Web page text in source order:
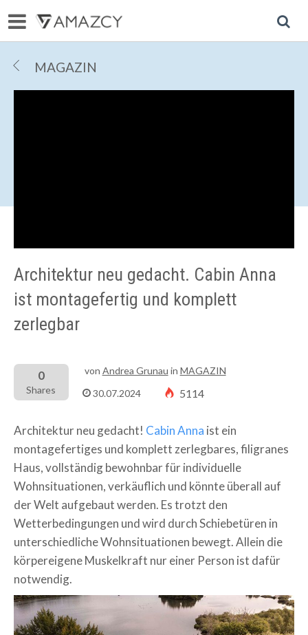
R MAGAZIN
Architektur neu gedacht. Cabin Anna
ist montagefertig und komplett
zerlegbar
0
Shares
von Andrea Grunau in MAGAZIN
30.07.2024
5114
Architektur neu gedacht! Cabin Anna ist ein
montagefertiges und komplett zerlegbares, filigranes
Haus, vollständig bewohnbar für individuelle
Wohnsituationen, verkäuflich und könnte überall auf
der Welt aufgebaut werden. Es trotzt den
Wetterbedingungen und wird durch Schiebetüren in
unterschiedliche Wohnsituationen bewegt. Allein die
körpereigene Muskelkraft nur einer Person ist dafür
notwendig.